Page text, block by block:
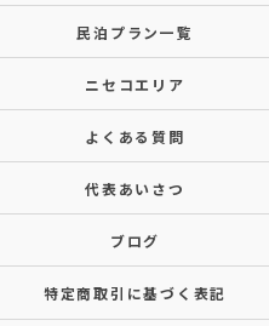
民泊プラン一覧
ニセコエリア
よくある質問
代表あいさつ
ブログ
特定商取引に基づく表記